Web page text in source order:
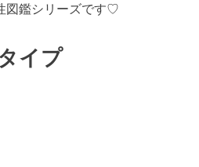
図鑑シリーズです♡
イプ